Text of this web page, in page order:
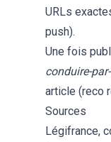
URLs
push).
Une fois
conduire-
article (reco
Sources
Légifrance,